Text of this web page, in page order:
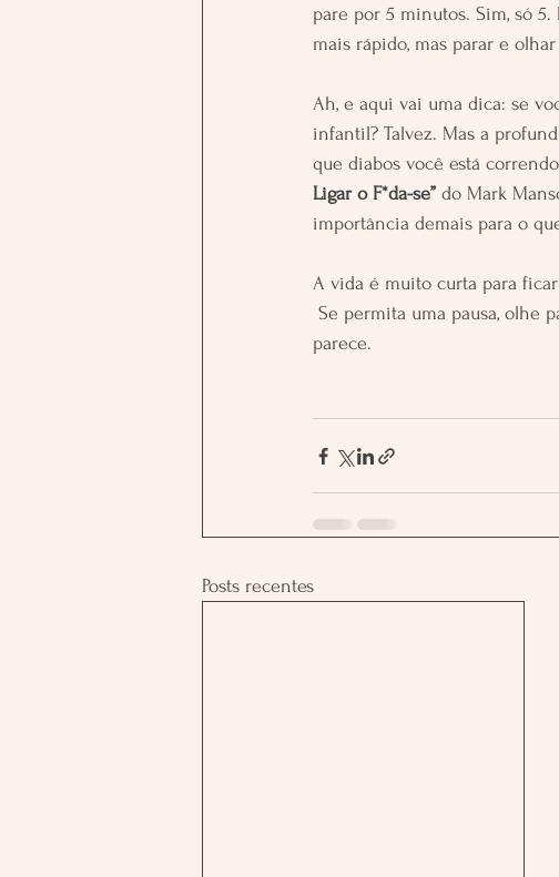
pare por 5 minutos. Sim, só
mais rápido, mas parar e
Ah, e aqui vai uma dica: se
infantil? Talvez. Mas a
que diabos você está
Ligar o F*da-se” do Mark
importância demais para o
A vida é muito curta para
parece.
Posts recentes